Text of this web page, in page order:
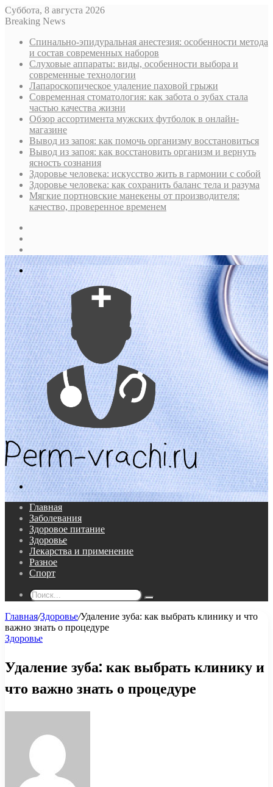
Суббота, 8 августа 2026
Breaking News
Спинально-эпидуральная анестезия: особенности метода
и состав современных наборов
Слуховые аппараты: виды, особенности выбора и
современные технологии
Лапароскопическое удаление паховой грыжи
Современная стоматология: как забота о зубах стала
частью качества жизни
Обзор ассортимента мужских футболок в онлайн-
магазине
Вывод из запоя: как помочь организму восстановиться
Вывод из запоя: как восстановить организм и вернуть
ясность сознания
Здоровье человека: искусство жить в гармонии с собой
Здоровье человека: как сохранить баланс тела и разума
Мягкие портновские манекены от производителя:
качество, проверенное временем
In
Меню
Поиск...
Главная
Заболевания
Здоровое питание
Здоровье
Лекарства и применение
Разное
Спорт
Поиск...
Главная/Здоровье/Удаление зуба: как выбрать клинику и что
важно знать о процедуре
Здоровье
Удаление зуба: как выбрать клинику и
что важно знать о процедуре